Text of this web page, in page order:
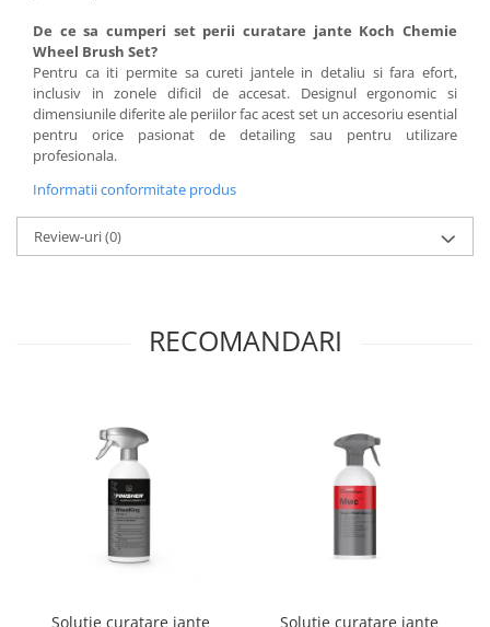
De ce sa cumperi set perii curatare jante Koch Chemie
Wheel Brush Set?
Pentru ca iti permite sa cureti jantele in detaliu si fara efort,
inclusiv in zonele dificil de accesat. Designul ergonomic si
dimensiunile diferite ale periilor fac acest set un accesoriu esential
pentru orice pasionat de detailing sau pentru utilizare
profesionala.
Informatii conformitate produs
Review-uri(0)
RECOMANDARI
Solutie curatare jante
Solutie curatare jante